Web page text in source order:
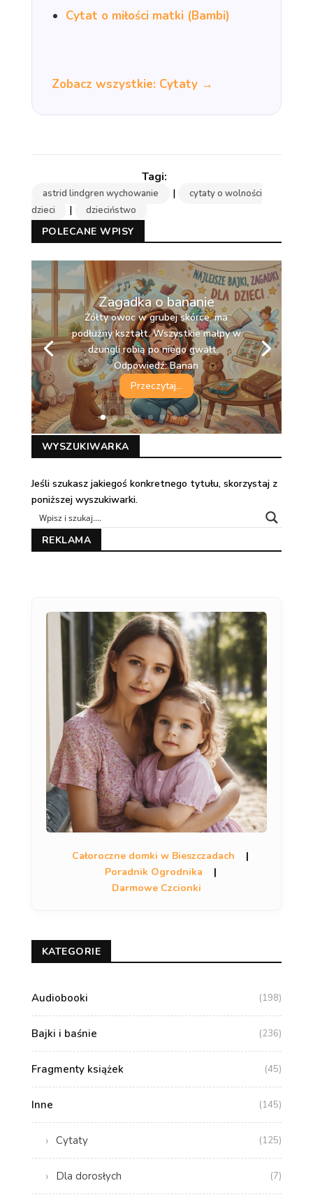
Cytat o miłości matki (Bambi)
Zobacz wszystkie: Cytaty →
astrid lindgren wychowanie |
cytaty o wolności
dzieci
| dzieciństwo
POLECANE WPISY
Zagadka o bananie
Żółty owoc w grubej skórce, ma
podłużny kształt. Wszystkie małpy w
dżungli robią po niego gwałt.
Odpowiedź: Banan
Przeczytaj...
WYSZUKIWARKA
Jeśli szukasz jakiegoś konkretnego tytułu, skorzystaj z
poniższej wyszukiwarki.
REKLAMA
Całoroczne domki w Bieszczadach
|
Poradnik Ogrodnika
|
Darmowe Czcionki
KATEGORIE
Audiobooki (198)
Bajki i baśnie (236)
Fragmenty książek (45)
Inne (145)
Cytaty (125)
Dla dorosłych (7)